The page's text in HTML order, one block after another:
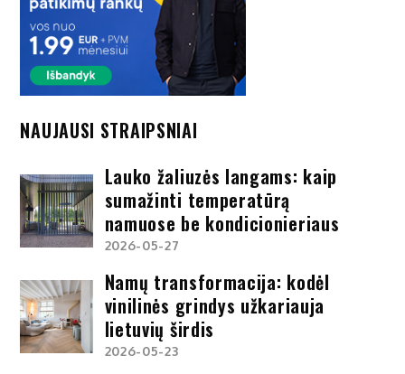
NAUJAUSI STRAIPSNIAI
Lauko žaliuzės langams: kaip
sumažinti temperatūrą
namuose be kondicionieriaus
2026-05-27
Namų transformacija: kodėl
vinilinės grindys užkariauja
lietuvių širdis
2026-05-23